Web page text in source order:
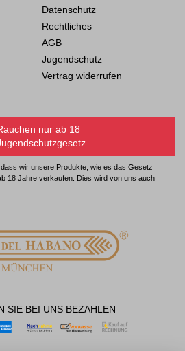
Datenschutz
Rechtliches
AGB
Jugendschutz
Vertrag widerrufen
nur ab 18
wir unsere Produkte, wie es das Gesetz
18 Jahre verkaufen. Dies wird von uns auch
SIE BEI UNS BEZAHLEN